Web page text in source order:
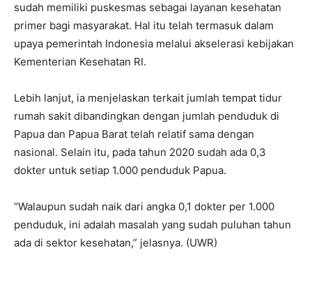
sudah memiliki puskesmas sebagai layanan kesehatan
primer bagi masyarakat. Hal itu telah termasuk dalam
upaya pemerintah Indonesia melalui akselerasi kebijakan
Kementerian Kesehatan RI.
Lebih lanjut, ia menjelaskan terkait jumlah tempat tidur
rumah sakit dibandingkan dengan jumlah penduduk di
Papua dan Papua Barat telah relatif sama dengan
nasional. Selain itu, pada tahun 2020 sudah ada 0,3
dokter untuk setiap 1.000 penduduk Papua.
“Walaupun sudah naik dari angka 0,1 dokter per 1.000
penduduk, ini adalah masalah yang sudah puluhan tahun
ada di sektor kesehatan,” jelasnya. (UWR)